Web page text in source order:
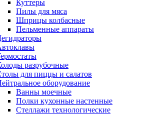
Куттеры
Пилы для мяса
Шприцы колбасные
Пельменные аппараты
разрубочные
для пиццы и салатов
оборудование
Ванны моечные
Полки кухонные настенные
Стеллажи технологические